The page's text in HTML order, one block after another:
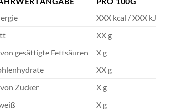
XXX kcal / XXX kJ
XX g
gesättigte Fettsäuren
X g
XX g
Zucker
X g
X g